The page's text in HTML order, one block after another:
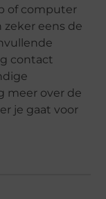
of computer
eens de
contact
meer over de
je gaat voor